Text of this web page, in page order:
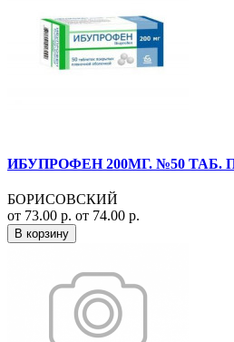
ИБУПРОФЕН 200МГ. №50 ТАБ.
БОРИСОВСКИЙ
от 73.00 р. от 74.00 р.
В корзину